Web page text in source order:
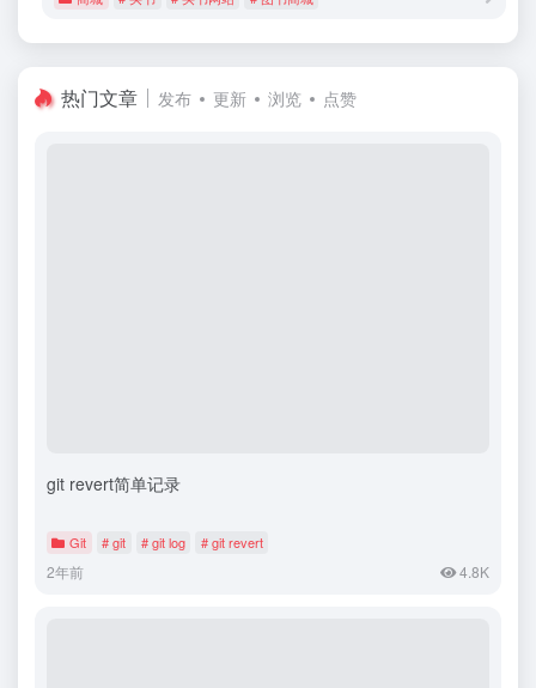
热门文章 发布 更新 浏览 点赞
git revert简单记录
Git # git # git log # git revert
2年前 4.8K